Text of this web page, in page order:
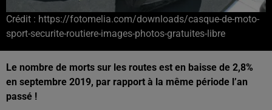
Crédit : https://fotomelia.com/downloads/casque-de-moto-
sport-securite-routiere-images-photos-gratuites-libre
Le nombre de morts sur les routes est en baisse de 2,8%
en septembre 2019, par rapport à la même période l’an
passé !